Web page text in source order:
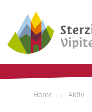
Home Aktiv